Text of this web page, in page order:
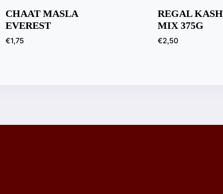
CHAAT MASLA
EVEREST
€1,75
REGAL
MIX 375G
€2,50